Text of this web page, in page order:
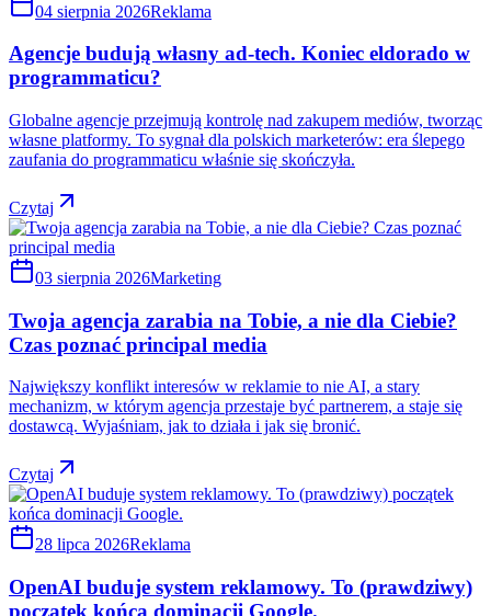
04 sierpnia 2026Reklama
Agencje budują własny ad-tech. Koniec eldorado w
programmaticu?
Globalne agencje przejmują kontrolę nad zakupem mediów, tworząc
własne platformy. To sygnał dla polskich marketerów: era ślepego
zaufania do programmaticu właśnie się skończyła.
Czytaj
03 sierpnia 2026Marketing
Twoja agencja zarabia na Tobie, a nie dla Ciebie?
Czas poznać principal media
Największy konflikt interesów w reklamie to nie AI, a stary
mechanizm, w którym agencja przestaje być partnerem, a staje się
dostawcą. Wyjaśniam, jak to działa i jak się bronić.
Czytaj
28 lipca 2026Reklama
OpenAI buduje system reklamowy. To (prawdziwy)
początek końca dominacji Google.